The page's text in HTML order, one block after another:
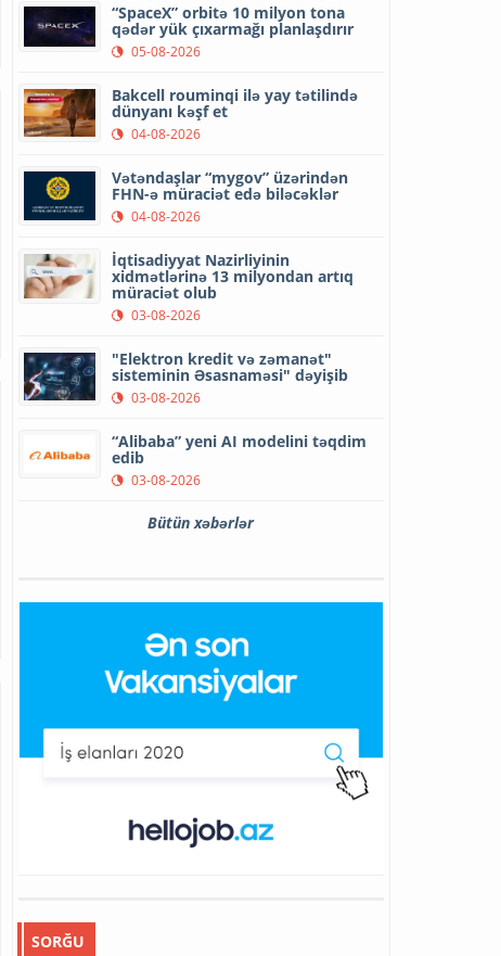
“SpaceX” orbitə 10 milyon tona
qədər yük çıxarmağı planlaşdırır
05-08-2026
Bakcell rouminqi ilə yay tətilində
dünyanı kəşf et
04-08-2026
Vətəndaşlar “mygov” üzərindən
FHN-ə müraciət edə biləcəklər
04-08-2026
İqtisadiyyat Nazirliyinin
xidmətlərinə 13 milyondan artıq
müraciət olub
03-08-2026
"Elektron kredit və zəmanət"
sisteminin Əsasnaməsi" dəyişib
03-08-2026
“Alibaba” yeni AI modelini təqdim
edib
03-08-2026
Bütün xəbərlər
SORĞU